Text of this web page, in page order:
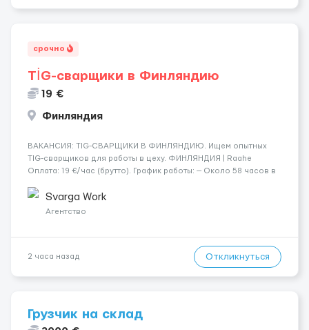
срочно
TİG-сварщики в Финляндию
19 €
Финляндия
​​ВАКАНСИЯ: TIG-СВАРЩИКИ В ФИНЛЯНДИЮ. Ищем опытных
TIG-сварщиков для работы в цеху. ФИНЛЯНДИЯ | Raahe
Оплата: 19 €/час (брутто). График работы: — Около 58 часов в
переработки. Дата начала: — Как можно скорее....
Svarga Work
Агентство
2 часа назад Откликнуться
Грузчик на склад